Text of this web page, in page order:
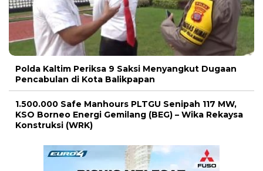
Polda Kaltim Periksa 9 Saksi Menyangkut Dugaan
Pencabulan di Kota Balikpapan
1.500.000 Safe Manhours PLTGU Senipah 117 MW,
KSO Borneo Energi Gemilang (BEG) – Wika Rekaysa
Konstruksi (WRK)